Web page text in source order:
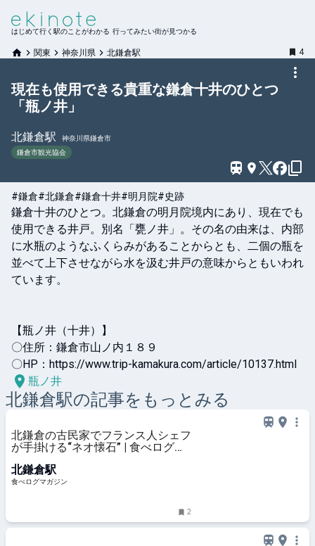
はじめて行く駅のことがわかる 行ってみたい街が見つかる
関東 神奈川県 北鎌倉駅 4
現在も使用できる貴重な鎌倉十井のひとつ
「瓶ノ井」
北鎌倉駅
神奈川県鎌倉市
鎌倉市観光協会
#鎌倉#北鎌倉#鎌倉十井#明月院#史跡
鎌倉十井のひとつ。北鎌倉の明月院境内にあり、現在でも
使用できる井戸。別名「甕ノ井」。その名の由来は、内部
に水瓶のようなふくらみがあることからとも、二個の瓶を
並べて上下させながら水を汲む井戸の意味からともいわれ
ています。
【瓶ノ井（十井）】
〇住所：鎌倉市山ノ内１８９
〇HP：https://www.trip-kamakura.com/article/10137.html
瓶ノ井
北鎌倉駅の記事をもっとみる
北鎌倉の古民家でフランス人シェフ
が手掛ける“ネオ懐石” | 食べログマ
北鎌倉駅
食べログマガジン
2